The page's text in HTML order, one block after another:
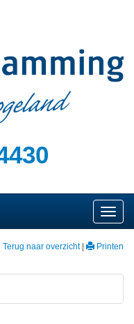
Terug naar overzicht
Printen